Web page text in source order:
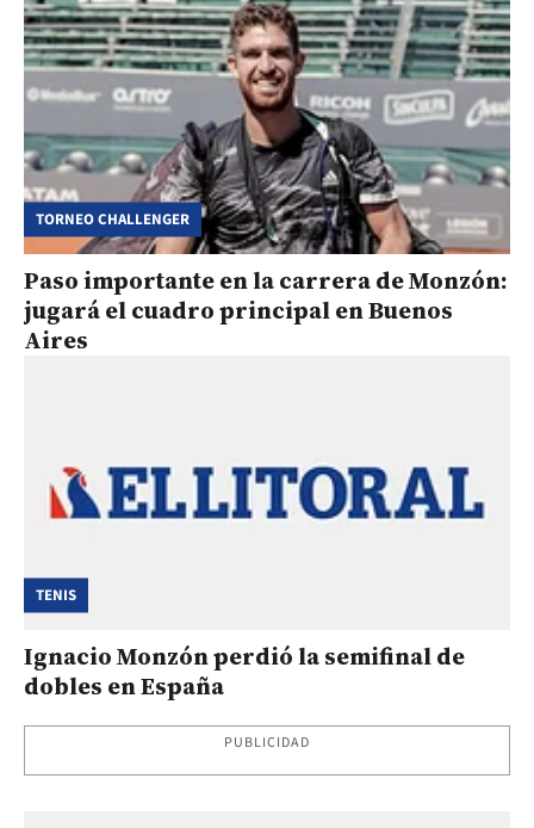
TORNEO CHALLENGER
Paso importante en la carrera de Monzón:
jugará el cuadro principal en Buenos
Aires
TENIS
Ignacio Monzón perdió la semifinal de
dobles en España
PUBLICIDAD